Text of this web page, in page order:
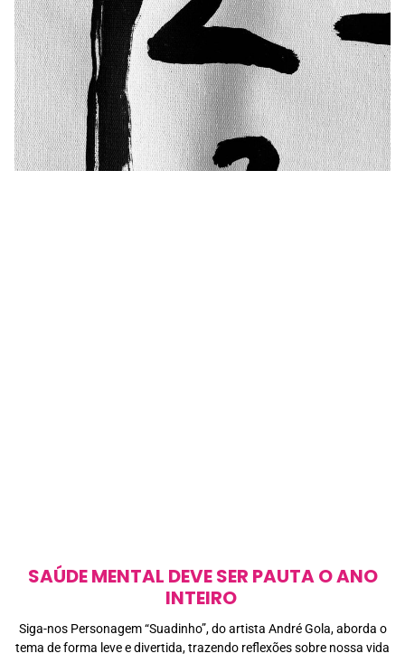
SAÚDE MENTAL DEVE SER PAUTA O ANO
INTEIRO
Siga-nos Personagem “Suadinho”, do artista André Gola, aborda o
tema de forma leve e divertida, trazendo reflexões sobre nossa vida